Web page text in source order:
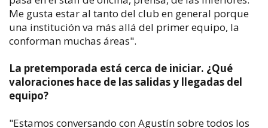
Me gusta estar al tanto del club en general porque
una institución va más allá del primer equipo, la
conforman muchas áreas".
La pretemporada está cerca de iniciar. ¿Qué
valoraciones hace de las salidas y llegadas del
equipo?
"Estamos conversando con Agustín sobre todos los